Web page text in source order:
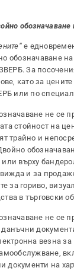
обозначаване
“е
обозначаване на
За
като за
или по
не се
стойност на
трайно и
или върху
и за
за гориво,
в търговски
не се
везна
документи на